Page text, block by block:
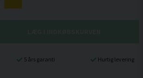
5 års garanti Hurtig levering